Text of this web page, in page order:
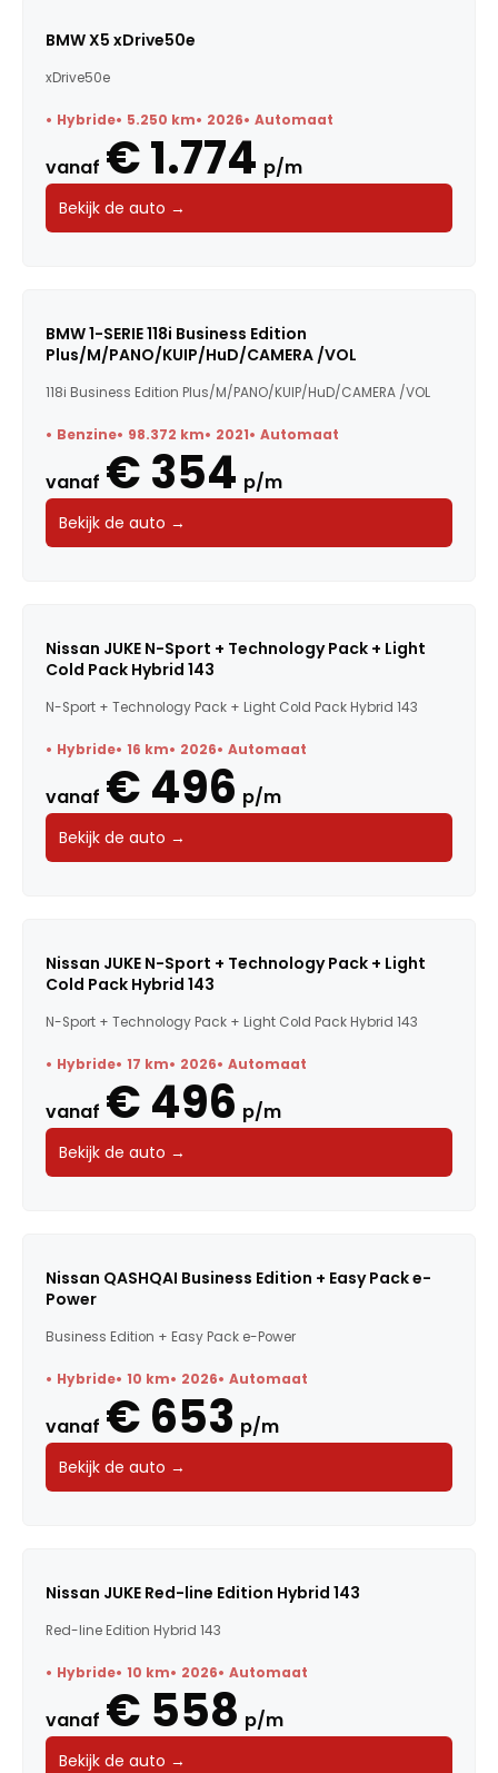
BMW X5 xDrive50e
xDrive50e
Hybride 5.250 km 2026 Automaat
vanaf € 1.774 p/m
Bekijk de auto →
BMW 1-SERIE 118i Business Edition
Plus/M/PANO/KUIP/HuD/CAMERA /VOL
118i Business Edition Plus/M/PANO/KUIP/HuD/CAMERA /VOL
Benzine 98.372 km 2021 Automaat
vanaf € 354 p/m
Bekijk de auto →
Nissan JUKE N-Sport + Technology Pack + Light
Cold Pack Hybrid 143
N-Sport + Technology Pack + Light Cold Pack Hybrid 143
Hybride 16 km 2026 Automaat
vanaf € 496 p/m
Bekijk de auto →
Nissan JUKE N-Sport + Technology Pack + Light
Cold Pack Hybrid 143
N-Sport + Technology Pack + Light Cold Pack Hybrid 143
Hybride 17 km 2026 Automaat
vanaf € 496 p/m
Bekijk de auto →
Nissan QASHQAI Business Edition + Easy Pack e-
Power
Business Edition + Easy Pack e-Power
Hybride 10 km 2026 Automaat
vanaf € 653 p/m
Bekijk de auto →
Nissan JUKE Red-line Edition Hybrid 143
Red-line Edition Hybrid 143
Hybride 10 km 2026 Automaat
vanaf € 558 p/m
Bekijk de auto →